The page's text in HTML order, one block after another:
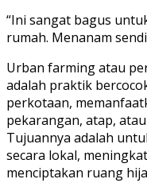
“Ini sangat bagus
rumah. Menanam
Urban farming atau
adalah praktik
perkotaan,
pekarangan, atap,
Tujuannya adalah
secara lokal,
menciptakan ruang